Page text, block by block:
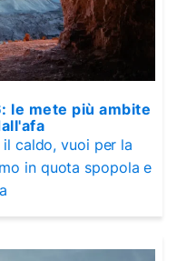
le mete più ambite
caldo, vuoi per la
in quota spopola e